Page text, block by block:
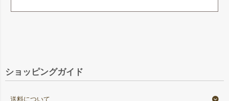
ショッピングガイド